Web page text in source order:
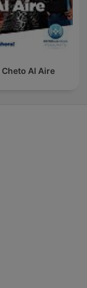
Cheto Al Aire